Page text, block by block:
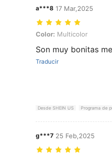
a***8 17 Mar,2025
Color: Multicolor
Color: Multicolor
Son muy bonitas
Traducir
Desde SHEIN US Programa de
g***7 25 Feb,2025